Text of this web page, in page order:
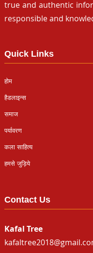
true and authentic
responsible and
Quick Links
होम
हैडलाइन्स
समाज
पर्यावरण
कला साहित्य
हमसे जुड़िये
Contact Us
Kafal Tree